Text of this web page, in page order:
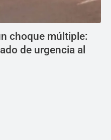
choque múltiple:
de urgencia al